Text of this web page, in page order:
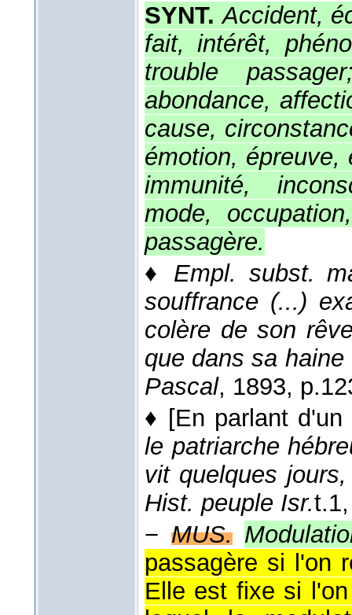
SYNT. Accident,
fait, intérêt,
trouble
abondance,
cause,
émotion, épreuve,
immunité,
mode,
passagère.
♦ Empl. subst.
souffrance (...)
colère de son
que dans sa
Pascal, 1893,
♦ [En parlant
le patriarche
vit quelques
Hist. peuple Isr.t.1
− MUS.
passagère si l'on
Elle est fixe si